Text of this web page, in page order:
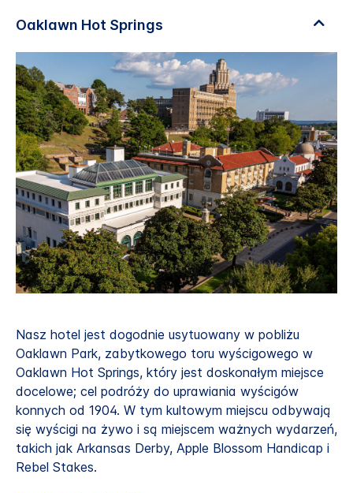
Nasz hotel jest dogodnie usytuowany w pobliżu
Oaklawn Park, zabytkowego toru wyścigowego w
Oaklawn Hot Springs, który jest doskonałym miejsce
docelowe; cel podróży do uprawiania wyścigów
konnych od 1904. W tym kultowym miejscu odbywają
się wyścigi na żywo i są miejscem ważnych wydarzeń,
takich jak Arkansas Derby, Apple Blossom Handicap i
Rebel Stakes.